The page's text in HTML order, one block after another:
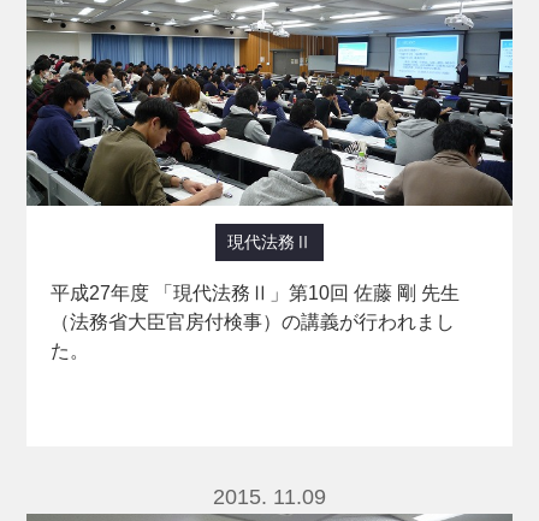
現代法務Ⅱ
平成27年度 「現代法務Ⅱ」第10回 佐藤 剛 先生
（法務省大臣官房付検事）の講義が行われまし
た。
2015. 11.09